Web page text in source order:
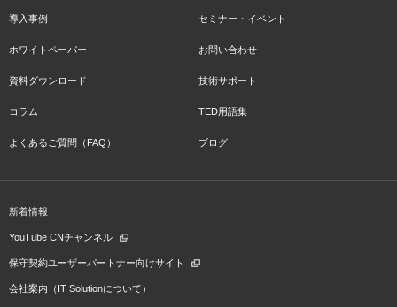
導入事例 セミナー・イベント
ホワイトペーパー お問い合わせ
資料ダウンロード 技術サポート
コラム TED用語集
よくあるご質問（FAQ） ブログ
新着情報
YouTube CNチャンネル
保守契約ユーザーパートナー向けサイト
会社案内（IT Solutionについて）